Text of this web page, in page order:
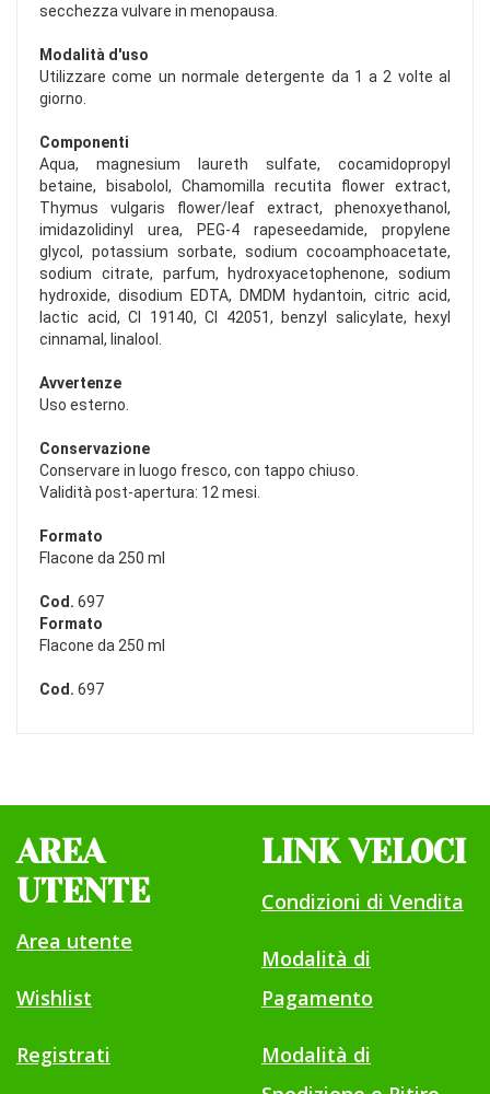
secchezza vulvare in menopausa.
Modalità d'uso
Utilizzare come un normale detergente da 1 a 2 volte al
giorno.
Componenti
Aqua, magnesium laureth sulfate, cocamidopropyl
betaine, bisabolol, Chamomilla recutita flower extract,
Thymus vulgaris flower/leaf extract, phenoxyethanol,
imidazolidinyl urea, PEG-4 rapeseedamide, propylene
glycol, potassium sorbate, sodium cocoamphoacetate,
sodium citrate, parfum, hydroxyacetophenone, sodium
hydroxide, disodium EDTA, DMDM hydantoin, citric acid,
lactic acid, CI 19140, CI 42051, benzyl salicylate, hexyl
cinnamal, linalool.
Avvertenze
Uso esterno.
Conservazione
Conservare in luogo fresco, con tappo chiuso.
Validità post-apertura: 12 mesi.
Formato
Flacone da 250 ml
Cod. 697
Formato
Flacone da 250 ml
Cod. 697
AREA
UTENTE
Area utente
Wishlist
Registrati
LINK VELOCI
Condizioni di Vendita
Modalità di
Pagamento
Modalità di